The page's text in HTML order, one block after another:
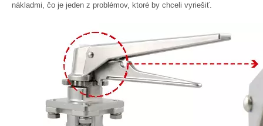
nákladmi, čo je jeden z problémov, ktoré by chceli vyriešiť.